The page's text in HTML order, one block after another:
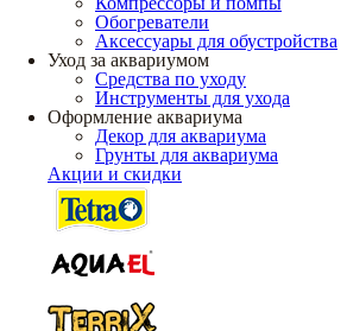
Обогреватели
Аксессуары для обустройства
Уход за аквариумом
Средства по уходу
Инструменты для ухода
Оформление аквариума
Декор для аквариума
Грунты для аквариума
Акции и скидки